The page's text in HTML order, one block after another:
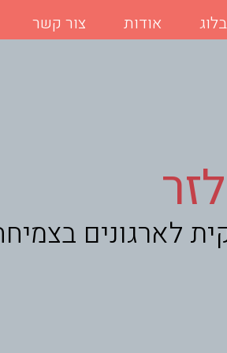
בלוג אודות צור קשר
לארגונים